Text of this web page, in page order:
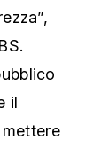
il